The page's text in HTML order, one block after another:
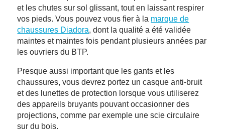
et les chutes sur sol glissant, tout en laissant respirer
vos pieds. Vous pouvez vous fier à la marque de
chaussures Diadora, dont la qualité a été validée
maintes et maintes fois pendant plusieurs années par
les ouvriers du BTP.
Presque aussi important que les gants et les
chaussures, vous devrez portez un casque anti-bruit
et des lunettes de protection lorsque vous utiliserez
des appareils bruyants pouvant occasionner des
projections, comme par exemple une scie circulaire
sur du bois.